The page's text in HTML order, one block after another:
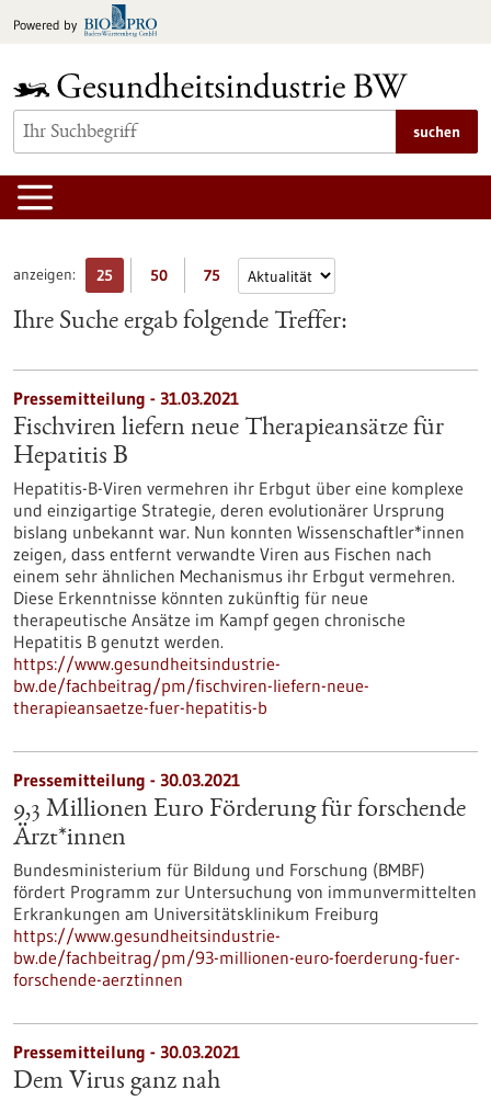
Inhalt
Powered by
suchen
anzeigen: 25 50 75
Ihre Suche ergab folgende Treffer:
Pressemitteilung - 31.03.2021
Fischviren liefern neue Therapieansätze für
Hepatitis B
Hepatitis-B-Viren vermehren ihr Erbgut über eine komplexe
und einzigartige Strategie, deren evolutionärer Ursprung
bislang unbekannt war. Nun konnten Wissenschaftler*innen
zeigen, dass entfernt verwandte Viren aus Fischen nach
einem sehr ähnlichen Mechanismus ihr Erbgut vermehren.
Diese Erkenntnisse könnten zukünftig für neue
therapeutische Ansätze im Kampf gegen chronische
Hepatitis B genutzt werden.
https://www.gesundheitsindustrie-
bw.de/fachbeitrag/pm/fischviren-liefern-neue-
therapieansaetze-fuer-hepatitis-b
Pressemitteilung - 30.03.2021
9,3 Millionen Euro Förderung für forschende
Ärzt*innen
Bundesministerium für Bildung und Forschung (BMBF)
fördert Programm zur Untersuchung von immunvermittelten
Erkrankungen am Universitätsklinikum Freiburg
https://www.gesundheitsindustrie-
bw.de/fachbeitrag/pm/93-millionen-euro-foerderung-fuer-
forschende-aerztinnen
Pressemitteilung - 30.03.2021
Dem Virus ganz nah